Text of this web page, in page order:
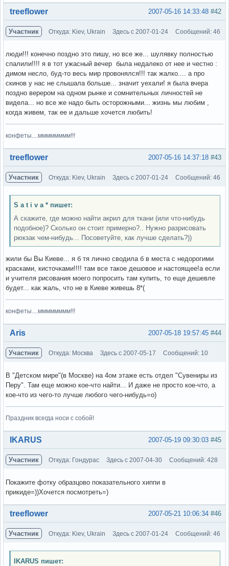
Вне форума #42
2007-05-16 14:33:48
treeflower
Участник Откуда: Kiev, Ukrain Здесь с 2007-01-24 Сообщений: 46
люди!!! конечно поздно это пишу, но все же... шулявку полностью
спалили!!!! я в тот ужасный вечер была недалеко от нее и честно :
димом несло, буд-то весь мир провонялся!!! так жалко.... а про
скинов у нас не слышала больше... значит уехали! я была вчера
поздно верером на одном рынке и сомнительных личностей не
видела... но все же надо быть осторожными... жизнь мы любим ,
когда живем, так ее и дальше хочется любить!
конфеты....мммммммм!!!
Вне форума #43
2007-05-16 14:37:18
treeflower
Участник Откуда: Kiev, Ukrain Здесь с 2007-01-24 Сообщений: 46
S a t i v a * пишет:
А скажите, где можно найти акрил для ткани (или что-нибудь
подобное)? Сколько он стоит примерно?.. Нужно разрисовать
рюкзак чем-нибудь... Посоветуйте, как лучше сделать?))
жили бы Вы Киеве... я б тя лично сводила б в места с недорогими
красками, кисточками!!!! там все такое дешовое и настоящее!а если
и учителя рисования моего попросить там купить, то еще дешевле
будет... как жаль, что не в Киеве живешь 8*(
конфеты....мммммммм!!!
Вне форума #44
2007-05-18 19:57:45
Aris
Участник Откуда: Москва Здесь с 2007-05-17 Сообщений: 10
В "Детском мире"(в Москве) на 4ом этаже есть отдел "Сувениры из
Перу". Там еще можно кое-что найти... И даже не просто кое-что, а
кое-что из чего-то лучше любого чего-нибудь=о)
Праздник всегда носи с собой!
Вне форума #45
2007-05-19 09:30:03
IKARUS
Участник Откуда: Гондурас Здесь с 2007-04-30 Сообщений: 428
Покажите фотку образцово показательного хиппи в
прикиде=))Хочется посмотреть=)
Вне форума #46
2007-05-21 10:06:34
treeflower
Участник Откуда: Kiev, Ukrain Здесь с 2007-01-24 Сообщений: 46
IKARUS пишет: